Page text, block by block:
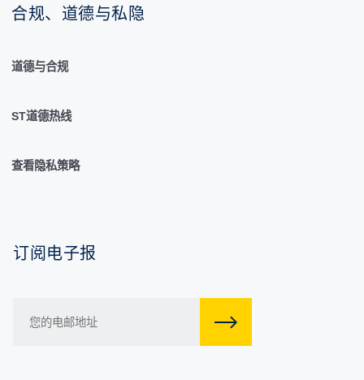
合规、道德与私隐
道德与合规
ST道德热线
查看隐私策略
订阅电子报